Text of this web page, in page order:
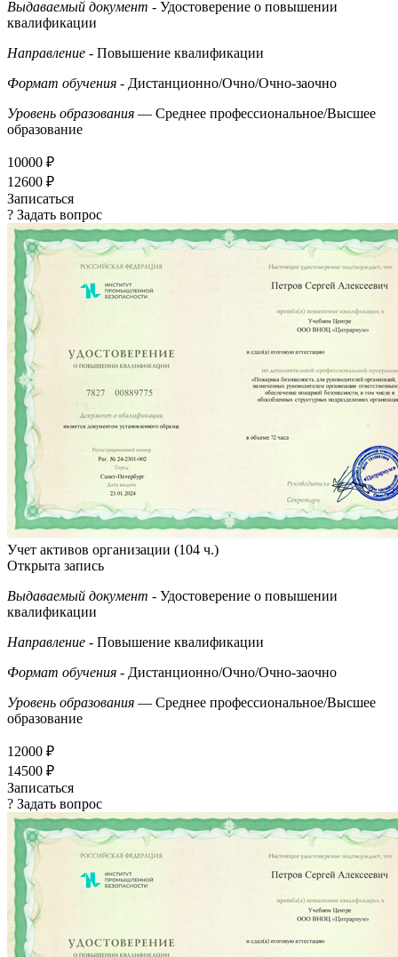
Выдаваемый документ - Удостоверение о повышении
квалификации
Направление - Повышение квалификации
Формат обучения - Дистанционно/Очно/Очно-заочно
Уровень образования — Среднее профессиональное/Высшее
образование
10000 ₽
12600 ₽
Записаться
? Задать вопрос
Учет активов организации (104 ч.)
Открыта запись
Выдаваемый документ - Удостоверение о повышении
квалификации
Направление - Повышение квалификации
Формат обучения - Дистанционно/Очно/Очно-заочно
Уровень образования — Среднее профессиональное/Высшее
образование
12000 ₽
14500 ₽
Записаться
? Задать вопрос